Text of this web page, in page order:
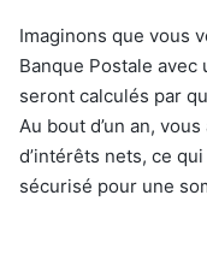
Imaginons que vous
Banque Postale avec
seront calculés par
Au bout d’un an,
d’intérêts nets, ce
sécurisé pour une